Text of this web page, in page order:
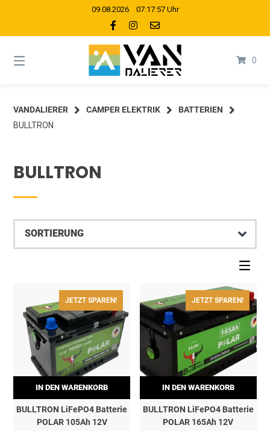
09.08.2026 07:17:57 Uhr
0
VANDALIERER CAMPER ELEKTRIK
BATTERIEN
BULLTRON
BULLTRON
IN DEN WARENKORB
JETZT SPAREN!
BULLTRON LiFePO4 Batterie
POLAR 105Ah 12V
IN DEN WARENKORB
JETZT SPAREN!
BULLTRON LiFePO4 Batterie
POLAR 165Ah 12V